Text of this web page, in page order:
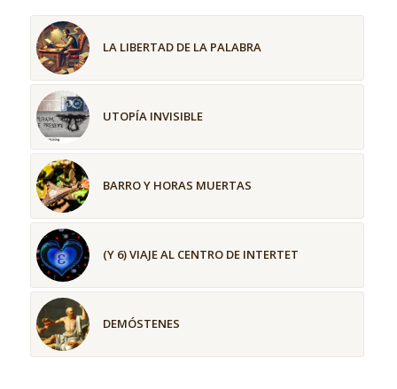
LA LIBERTAD DE LA PALABRA
UTOPÍA INVISIBLE
BARRO Y HORAS MUERTAS
(Y 6) VIAJE AL CENTRO DE INTERTET
DEMÓSTENES